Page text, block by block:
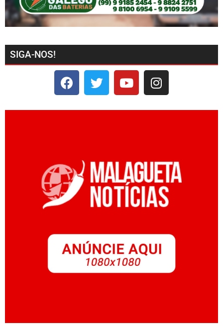
SIGA-NOS!